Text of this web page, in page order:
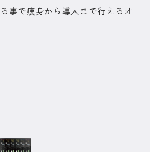
事で痩身から導入まで行えるオ